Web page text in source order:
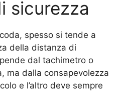
sicurezza
spesso si tende a
della distanza di
dal tachimetro o
ma dalla consapevolezza
e l’altro deve sempre